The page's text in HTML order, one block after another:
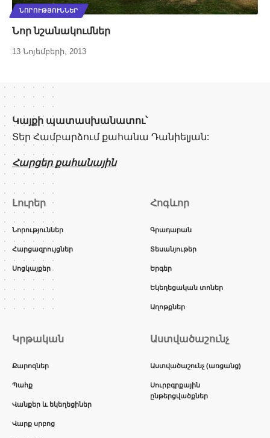
ՆՈՐՈՒԹՅՈՒՆՆԵՐ
Նոր նշանակումներ
13 Նոյեմբերի, 2013
Կայքի պատասխանատու՝
Տեր Համբարձում քահանա Դանիելյան:
Հարցեր քահանային
Լուրեր
Նորություններ
Հարցազրույցներ
Սոցկայքեր
Հոգևոր
Գրադարան
Տեսանյութեր
Երգեր
Եկեղեցական տոներ
Աղոթքներ
Կրթական
Քարոզներ
Պահք
Վանքեր և եկեղեցիներ
Վարք սրբոց
Աստվածաշունչ
Աստվածաշունչ (առցանց)
Սուրբգրքային
ընթերցվածքներ